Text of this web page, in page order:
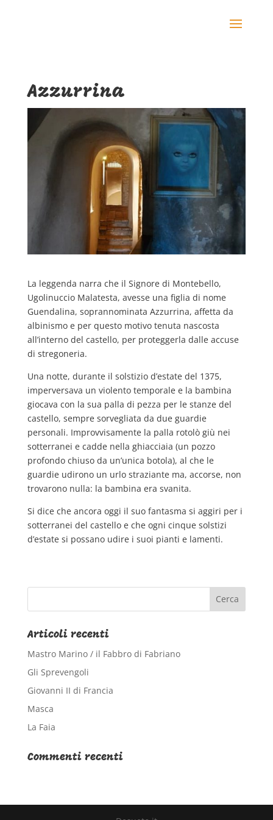
Azzurrina
La leggenda narra che il Signore di Montebello,
Ugolinuccio Malatesta, avesse una figlia di nome
Guendalina, soprannominata Azzurrina, affetta da
albinismo e per questo motivo tenuta nascosta
all’interno del castello, per proteggerla dalle accuse
di stregoneria.
Una notte, durante il solstizio d’estate del 1375,
imperversava un violento temporale e la bambina
giocava con la sua palla di pezza per le stanze del
castello, sempre sorvegliata da due guardie
personali. Improvvisamente la palla rotolò giù nei
sotterranei e cadde nella ghiacciaia (un pozzo
profondo chiuso da un’unica botola), al che le
guardie udirono un urlo straziante ma, accorse, non
trovarono nulla: la bambina era svanita.
Si dice che ancora oggi il suo fantasma si aggiri per i
sotterranei del castello e che ogni cinque solstizi
d’estate si possano udire i suoi pianti e lamenti.
Articoli recenti
Mastro Marino / il Fabbro di Fabriano
Gli Sprevengoli
Giovanni II di Francia
Masca
La Faia
Commenti recenti